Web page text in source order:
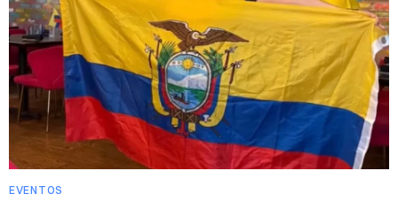
EVENTOS